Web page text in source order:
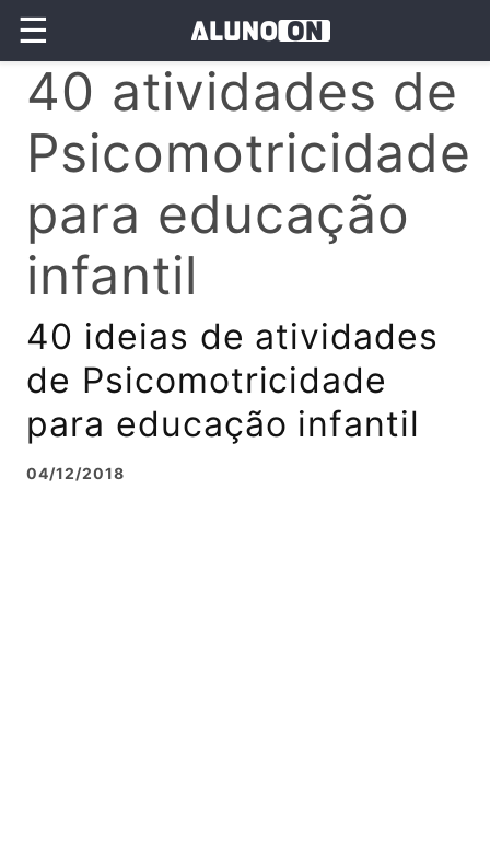
☰
40 atividades de
Psicomotricidade
para educação
infantil
40 ideias de atividades
de Psicomotricidade
para educação infantil
04/12/2018